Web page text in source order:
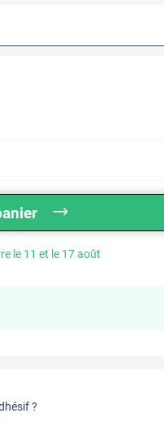
le 11 et le 17 août
?